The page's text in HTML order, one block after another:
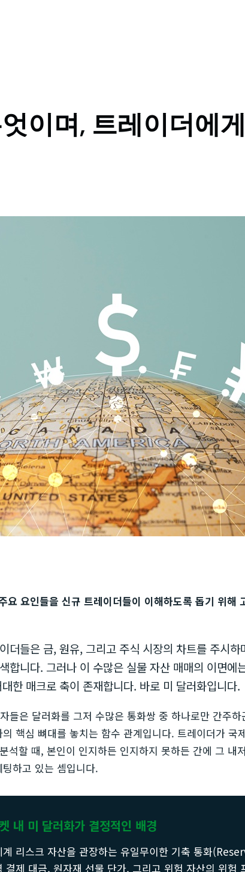
이며, 트레이더에
요 요인들을 신규 트레이더들이 이해하도록 돕기 위해
더들은 금, 원유, 그리고 주식 시장의 차트를 주시
합니다. 그러나 이 수많은 실물 자산 매매의 이면에
한 매크로 축이 존재합니다. 바로 미 달러화입니다.
들은 달러화를 그저 수많은 통화쌍 중 하나로만 간주
핵심 뼈대를 놓치는 함수 관계입니다. 트레이더가 국
석할 때, 본인이 인지하든 인지하지 못하든 간에 그 내
하고 있는 셈입니다.
내 미 달러화가 결정적인 배경
계 리스크 자산을 관장하는 유일무이한 기축 통화
결제 대금, 원자재 선물 단가, 그리고 위험 자산의 위험